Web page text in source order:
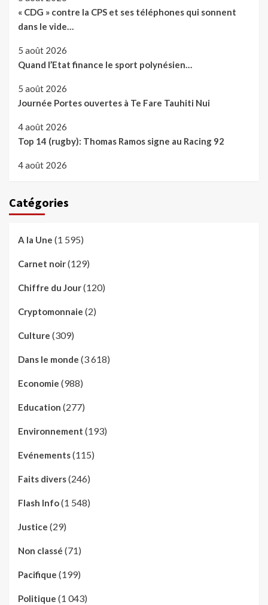
« CDG » contre la CPS et ses téléphones qui sonnent
dans le vide…
5 août 2026
Quand l’Etat finance le sport polynésien…
5 août 2026
Journée Portes ouvertes à Te Fare Tauhiti Nui
4 août 2026
Top 14 (rugby): Thomas Ramos signe au Racing 92
4 août 2026
Catégories
A la Une (1 595)
Carnet noir(129)
Chiffre du Jour(120)
Cryptomonnaie (2)
Culture (309)
Dans le monde (3 618)
Economie (988)
Education (277)
Environnement (193)
Evénements(115)
Faits divers(246)
Flash Info(1 548)
Justice (29)
Non classé (71)
Pacifique (199)
Politique (1 043)